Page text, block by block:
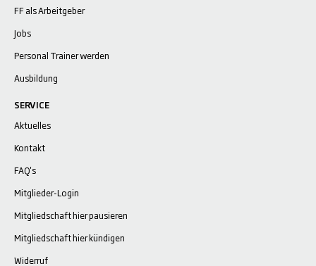
FF als Arbeitgeber
Jobs
Personal Trainer werden
Ausbildung
SERVICE
Aktuelles
Kontakt
FAQ's
Mitglieder-Login
Mitgliedschaft hier pausieren
Mitgliedschaft hier kündigen
Widerruf